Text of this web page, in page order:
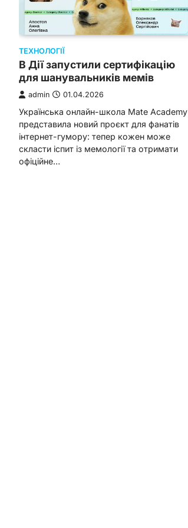
ТЕХНОЛОГІЇ
В Дії запустили сертифікацію
для шанувальників мемів
admin 01.04.2026
Українська онлайн-школа Mate Academy
представила новий проєкт для фанатів
інтернет-гумору: тепер кожен може
скласти іспит із мемології та отримати
офіційне…